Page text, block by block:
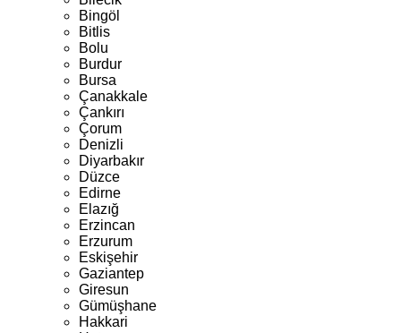
Bingöl
Bitlis
Bolu
Burdur
Bursa
Çanakkale
Çankırı
Çorum
Denizli
Diyarbakır
Düzce
Edirne
Elazığ
Erzincan
Erzurum
Eskişehir
Gaziantep
Giresun
Gümüşhane
Hakkari